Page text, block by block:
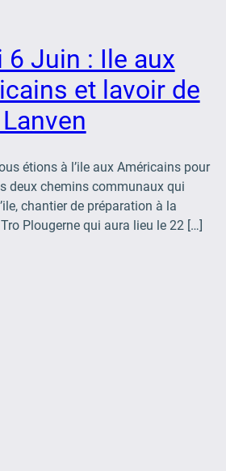
6 Juin : Ile aux
et lavoir de
étions à l’ile aux Américains pour
deux chemins communaux qui
chantier de préparation à la
Plougerne qui aura lieu le 22 […]